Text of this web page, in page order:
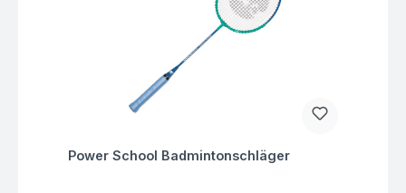
Fragen zum Artikel
Power School Badmintonschläger